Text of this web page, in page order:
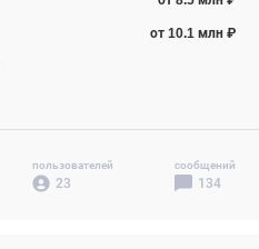
от 10.1 млн ₽
пользователей
23
сообщений
134